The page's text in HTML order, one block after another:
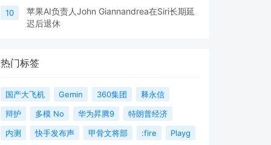
10
苹果AI负责人John Giannandrea在Siri长期延
迟后退休
热门标签
国产大飞机 Gemin 360集团
释永信
辩护
多模 No 华为昇腾9
特朗普经济
内测
快手发布声 甲骨文将部 :fire
Playg